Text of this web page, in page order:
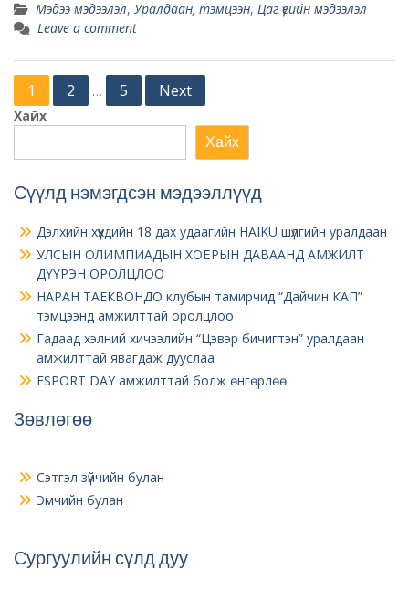
Мэдээ мэдээлэл, Уралдаан, тэмцээн, Цаг үеийн мэдээлэл
Leave a comment
Posts
pagination
1 2 … 5 Next
Хайх
Хайх
Сүүлд нэмэгдсэн мэдээллүүд
Дэлхийн хүүхдийн 18 дах удаагийн HAIKU шүлгийн уралдаан
УЛСЫН ОЛИМПИАДЫН ХОЁРЫН ДАВААНД АМЖИЛТ
ДҮҮРЭН ОРОЛЦЛОО
НАРАН ТАЕКВОНДО клубын тамирчид “Дайчин КАП”
тэмцээнд амжилттай оролцлоо
Гадаад хэлний хичээлийн “Цэвэр бичигтэн” уралдаан
амжилттай явагдаж дууслаа
ESPORT DAY амжилттай болж өнгөрлөө
Зөвлөгөө
Сэтгэл зүйчийн булан
Эмчийн булан
Сургуулийн сүлд дуу